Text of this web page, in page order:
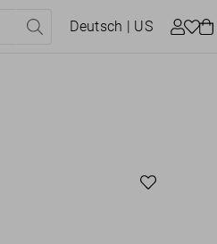
Deutsch | US